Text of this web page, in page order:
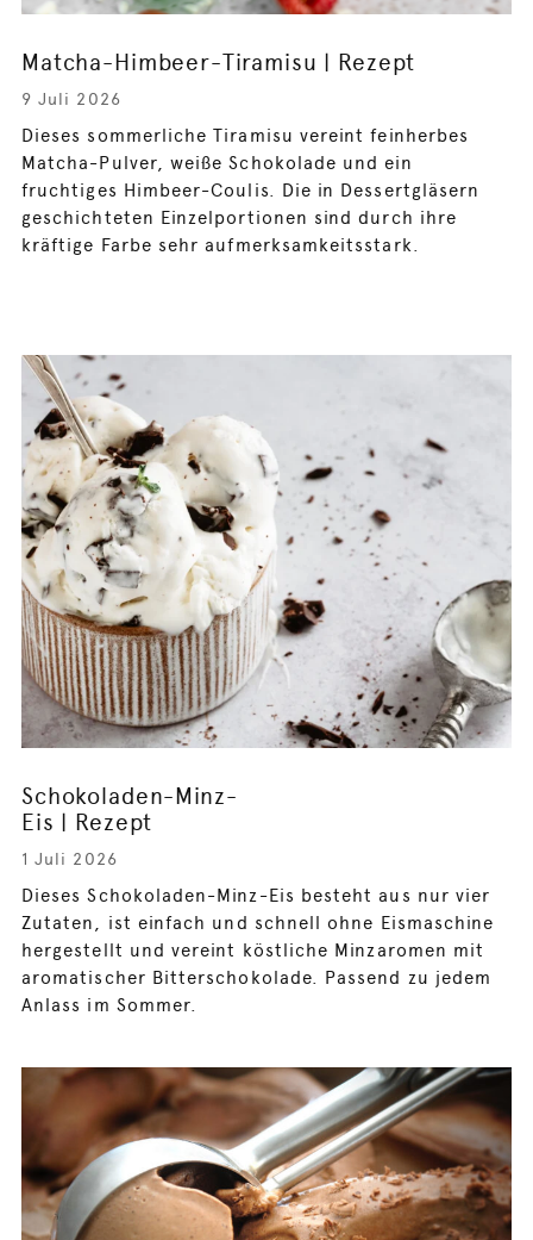
Matcha-Himbeer-Tiramisu | Rezept
9 Juli 2026
Dieses sommerliche Tiramisu vereint feinherbes
Matcha-Pulver, weiße Schokolade und ein
fruchtiges Himbeer-Coulis. Die in Dessertgläsern
geschichteten Einzelportionen sind durch ihre
kräftige Farbe sehr aufmerksamkeitsstark.
Schokoladen-Minz-
Eis | Rezept
1 Juli 2026
Dieses Schokoladen-Minz-Eis besteht aus nur vier
Zutaten, ist einfach und schnell ohne Eismaschine
hergestellt und vereint köstliche Minzaromen mit
aromatischer Bitterschokolade. Passend zu jedem
Anlass im Sommer.